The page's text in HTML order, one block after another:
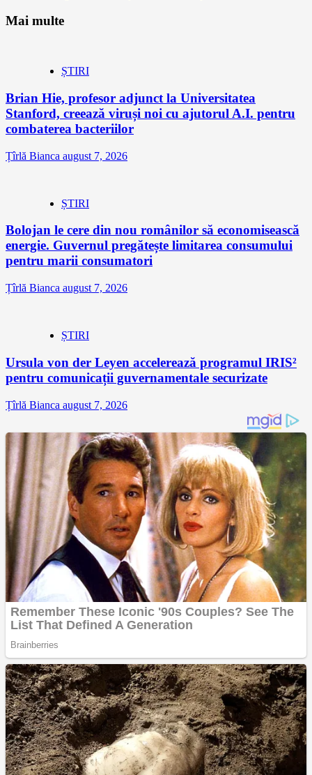
Mai multe
ȘTIRI
Brian Hie, profesor adjunct la Universitatea
Stanford, creează viruși noi cu ajutorul A.I. pentru
combaterea bacteriilor
Țîrlă Bianca august 7, 2026
ȘTIRI
Bolojan le cere din nou românilor să economisească
energie. Guvernul pregătește limitarea consumului
pentru marii consumatori
Țîrlă Bianca august 7, 2026
ȘTIRI
Ursula von der Leyen accelerează programul IRIS²
pentru comunicații guvernamentale securizate
Țîrlă Bianca august 7, 2026